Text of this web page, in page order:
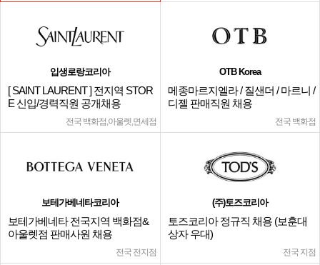
입생로랑코리아
[ SAINT LAURENT ] 전지역 STOR
E 신입/경력직원 공개채용
전국 백화점,아울렛,면세점
OTB Korea
메종마르지엘라 / 질샌더 / 마르니 /
디젤 판매직원 채용
전국 백화점
보테가베네타코리아
보테가베네타 전국지역 백화점&
아울렛점 판매사원 채용
전국 전지점
(주)토즈코리아
토즈코리아 정규직 채용 (보훈대
상자 우대)
전국 지점